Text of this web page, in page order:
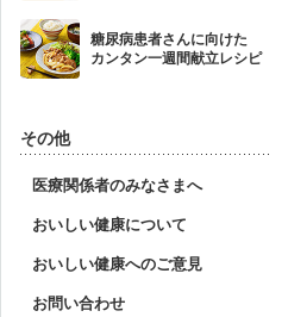
糖尿病患者さんに向けた
カンタン一週間献立レシピ
その他
医療関係者のみなさまへ
おいしい健康について
おいしい健康へのご意見
お問い合わせ